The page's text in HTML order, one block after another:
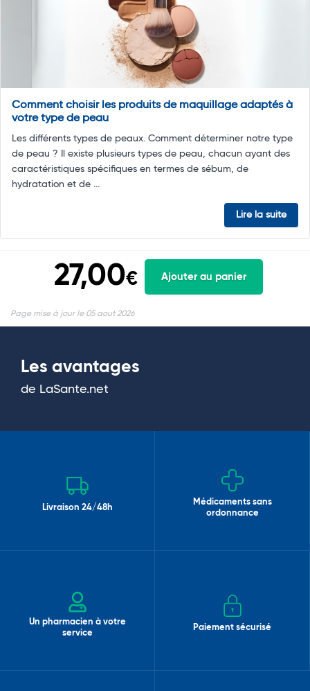
Comment choisir les produits de maquillage adaptés à
votre type de peau
Les différents types de peaux. Comment déterminer notre type
de peau ? Il existe plusieurs types de peau, chacun ayant des
caractéristiques spécifiques en termes de sébum, de
hydratation et de ...
Lire la suite
27,00€ Ajouter au panier
Page mise à jour le 05 aout 2026
Les avantages
de LaSante.net
Livraison 24/48h
Médicaments sans
ordonnance
Un pharmacien à votre
service
Paiement sécurisé